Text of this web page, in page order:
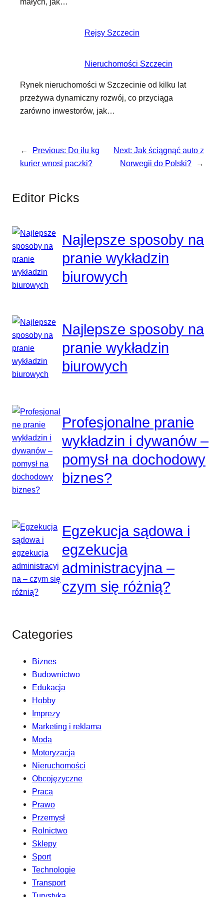
Rejsy Szczecin
Nieruchomości Szczecin
Rynek nieruchomości w Szczecinie od kilku lat
przeżywa dynamiczny rozwój, co przyciąga
zarówno inwestorów, jak…
← Previous: Do ilu kg
kurier wnosi paczki?
Next: Jak ściągnąć auto z
Norwegii do Polski?
→
Editor Picks
Najlepsze sposoby na
pranie wykładzin
biurowych
Najlepsze sposoby na
pranie wykładzin
biurowych
Profesjonalne pranie
wykładzin i dywanów –
pomysł na dochodowy
biznes?
Egzekucja sądowa i
egzekucja
administracyjna –
czym się różnią?
Categories
Biznes
Budownictwo
Edukacja
Hobby
Imprezy
Marketing i reklama
Moda
Motoryzacja
Nieruchomości
Obcojęzyczne
Praca
Prawo
Przemysł
Rolnictwo
Sklepy
Sport
Technologie
Transport